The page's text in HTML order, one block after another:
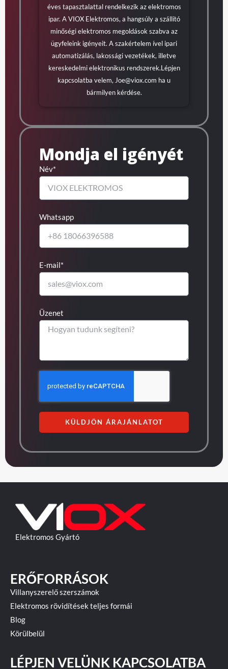
éves tapasztalattal rendelkezik az elektromos
ipar. A VIOX Elektromos, a hangsúly a szállító
minőségi elektromos megoldások szabva az
ügyfeleink igényeit. A szakértelem ível ipari
automatizálás, lakossági vezetékek, illetve
kereskedelmi elektronikus rendszerek.Lépjen
kapcsolatba velem,Joe@viox.com ha u
bármilyen kérdése.
Mondja el igényét
Név*
Whatsapp
E-mail*
Üzenet
KÜLDJÖN ÁRAJÁNLATOT
Elektromos Gyártó
ERŐFORRÁSOK
Villanyszerelő szerszámok
Elektromos rövidítések teljes formái
Blog
Körülbelül
LÉPJEN VELÜNK KAPCSOLATBA